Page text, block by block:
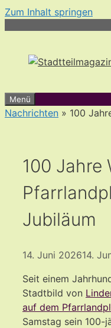
Zum Inhalt springen
Menü
Nachrichten » 100
100 Jahre
Jubiläum
14. Juni 202614.
Seit einem
Stadtbild von
auf dem
Samstag sein 100-